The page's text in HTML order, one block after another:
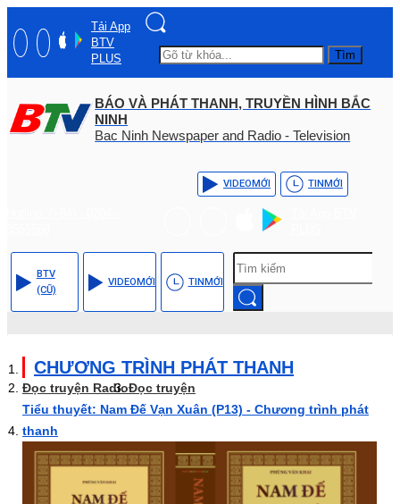
Tải App
BTV
PLUS
Tìm
BÁO VÀ PHÁT THANH, TRUYỀN HÌNH BẮC
NINH
Bac Ninh Newspaper and Radio - Television
VIDEOMỚI TINMỚI
BTV
(CŨ)
VIDEOMỚI TINMỚI
CHƯƠNG TRÌNH PHÁT THANH
Đọc truyện RadioĐọc truyện
Tiểu thuyết: Nam Đế Vạn Xuân (P13) - Chương trình phát
thanh